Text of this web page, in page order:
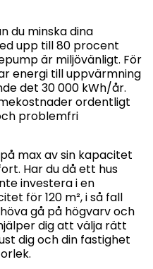
du minska dina
upp till 80 procent
är miljövänligt. För
energi till uppvärmning
det 30 000 kWh/år.
ordentligt
problemfri
max av sin kapacitet
Har du då ett hus
investera i en
för 120 m², i så fall
gå på högvarv och
dig att välja rätt
dig och din fastighet